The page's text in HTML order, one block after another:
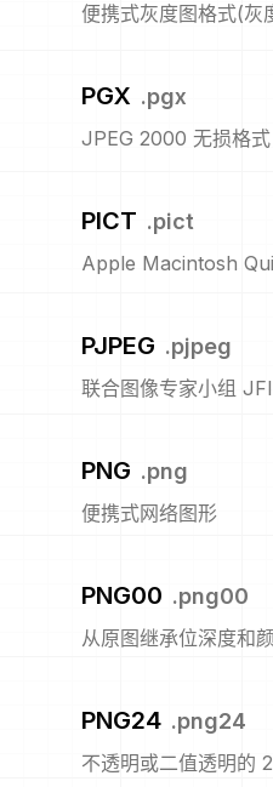
便携式灰度图格式(灰
PGX .pgx
JPEG 2000 无损格式
PICT .pict
Apple Macintosh
PJPEG .pjpeg
联合图像专家小组
PNG .png
便携式网络图形
PNG00 .png00
从原图继承位深度和
PNG24 .png24
不透明或二值透明的